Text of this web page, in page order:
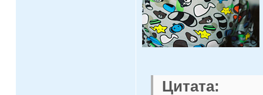
Цитата: